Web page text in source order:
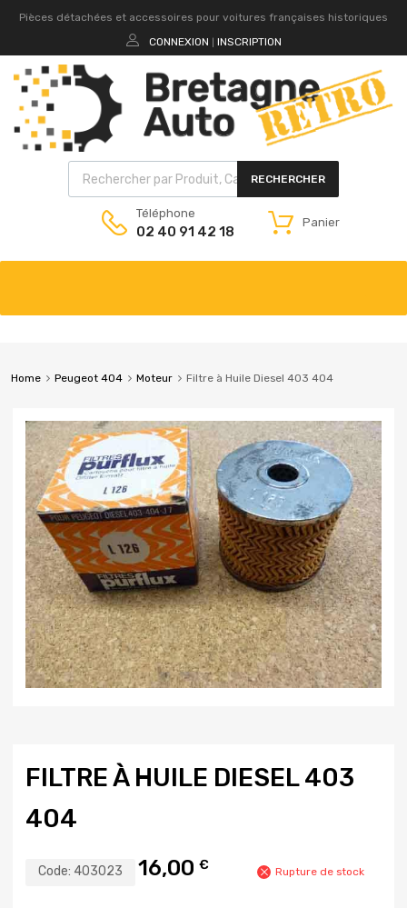
Pièces détachées et accessoires pour voitures françaises historiques
CONNEXION
INSCRIPTION
RECHERCHER
Téléphone
02 40 91 42 18
Panier
Home Peugeot 404 Moteur Filtre à Huile Diesel 403 404
FILTRE À HUILE DIESEL 403
404
Code: 403023 16,00 € Rupture de stock